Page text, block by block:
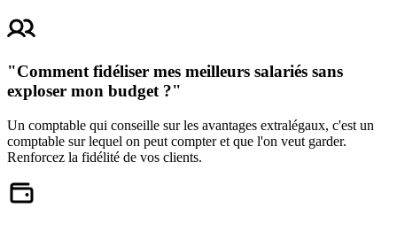
"Comment fidéliser mes meilleurs salariés sans
exploser mon budget ?"
Un comptable qui conseille sur les avantages extralégaux, c'est un
comptable sur lequel on peut compter et que l'on veut garder.
Renforcez la fidélité de vos clients.